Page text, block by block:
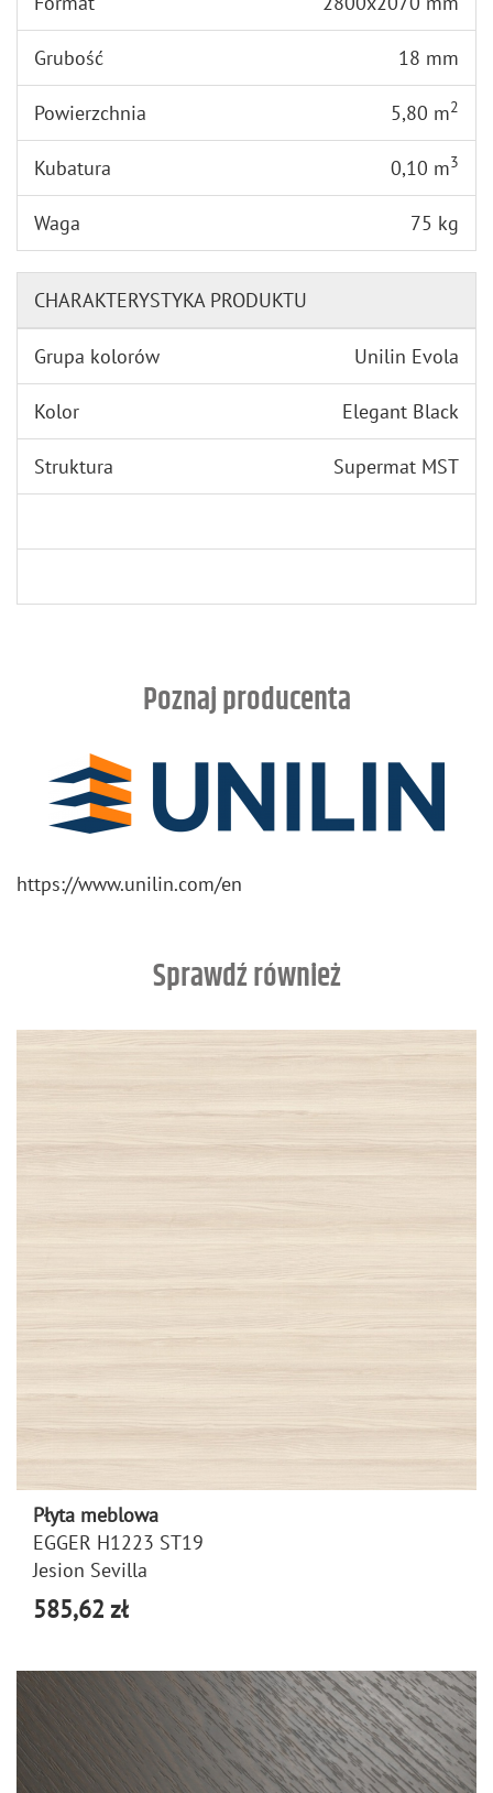
Grubość 18 mm
Powierzchnia 5,80 m2
Kubatura 0,10 m3
Waga 75 kg
CHARAKTERYSTYKA PRODUKTU
Grupa kolorów Unilin Evola
Kolor Elegant Black
Struktura Supermat MST
Poznaj producenta
https://​www.​unilin.​com/​en
Sprawdź również
Płyta meblowa
EGGER H1223 ST19
Jesion Sevilla
585,62 zł